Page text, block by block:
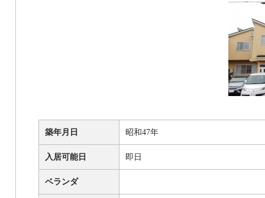
築年月日 昭和47年
入居可能日 即日
ベランダ